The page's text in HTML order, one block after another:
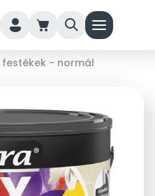
person cart search menu
festékek - normál